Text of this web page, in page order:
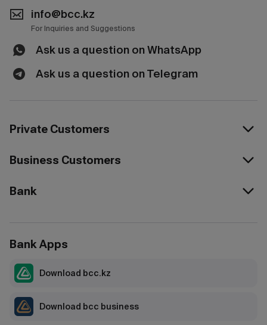
info@bcc.kz
For Inquiries and Suggestions
Ask us a question on WhatsApp
Ask us a question on Telegram
Private Customers
Business Customers
Bank
Bank Apps
Download bcc.kz
Download bcc business